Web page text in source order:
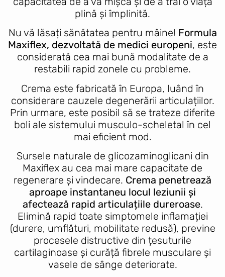
plină și împlinită.
Nu vă lăsați sănătatea pentru mâine! Formula
Maxiflex, dezvoltată de medici europeni, este
considerată cea mai bună modalitate de a
restabili rapid zonele cu probleme.
Crema este fabricată în Europa, luând în
considerare cauzele degenerării articulațiilor.
Prin urmare, este posibil să se trateze diferite
boli ale sistemului musculo-scheletal în cel
mai eficient mod.
Sursele naturale de glicozaminoglicani din
Maxiflex au cea mai mare capacitate de
regenerare și vindecare. Crema penetrează
aproape instantaneu locul leziunii și
afectează rapid articulațiile dureroase.
Elimină rapid toate simptomele inflamației
(durere, umflături, mobilitate redusă), previne
procesele distructive din țesuturile
cartilaginoase și curăță fibrele musculare și
vasele de sânge deteriorate.